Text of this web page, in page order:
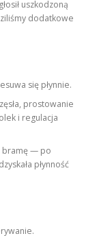
uszkodzoną
dodatkowe
się płynnie.
prostowanie
i regulacja
bramę — po
płynność